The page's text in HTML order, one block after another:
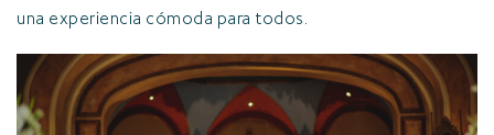
una experiencia cómoda para todos.